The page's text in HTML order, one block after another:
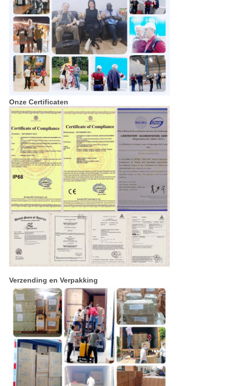
Onze Certificaten
Verzending en Verpakking